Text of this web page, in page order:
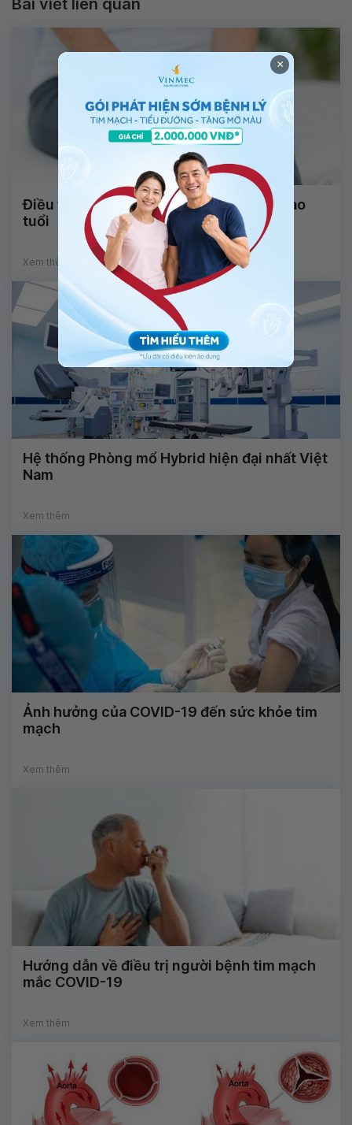
Bài viết liên quan
Điều trị đau cơ xương khớp cho người cao
tuổi
Xem thêm
Hệ thống Phòng mổ Hybrid hiện đại nhất Việt
Nam
Xem thêm
Ảnh hưởng của COVID-19 đến sức khỏe tim
mạch
Xem thêm
Hướng dẫn về điều trị người bệnh tim mạch
mắc COVID-19
Xem thêm
×